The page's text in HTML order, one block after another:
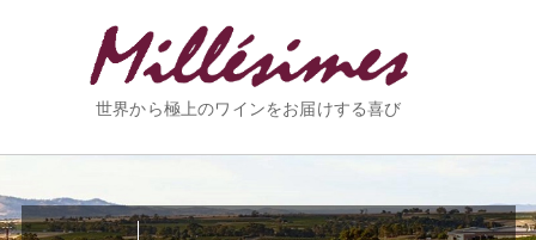
世界から極上のワインをお届けする喜び